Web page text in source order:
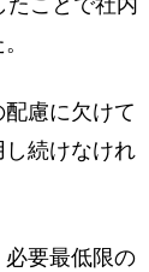
慮に欠けて
続けなけれ
要最低限の